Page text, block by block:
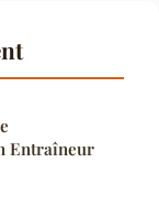
Entraîneur